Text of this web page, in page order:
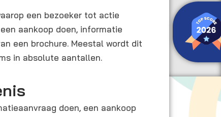
een bezoeker tot actie
aankoop doen, informatie
een brochure. Meestal wordt dit
in absolute aantallen.
doen, een aankoop